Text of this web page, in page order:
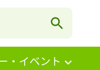
・イベント